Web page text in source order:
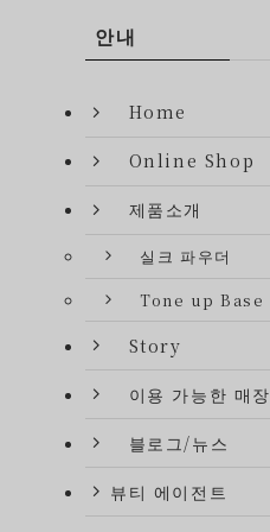
안내
Home
Online Shop
제품소개
실크 파우더
Tone up Base
Story
이용 가능한 매장
블로그/뉴스
뷰티 에이전트